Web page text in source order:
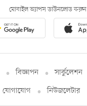
মোবাইল অ্যাপস ডাউনলোড করুন
বিজ্ঞাপন সার্কুলেশন
যোগাযোগ
নিউজলেটার